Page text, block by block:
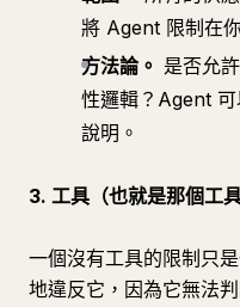
將 Agent 限制在
方法論。 是否允
性邏輯？Agent
說明。
3. 工具（也就是那個工具
一個沒有工具的限制只
地違反它，因為它無法